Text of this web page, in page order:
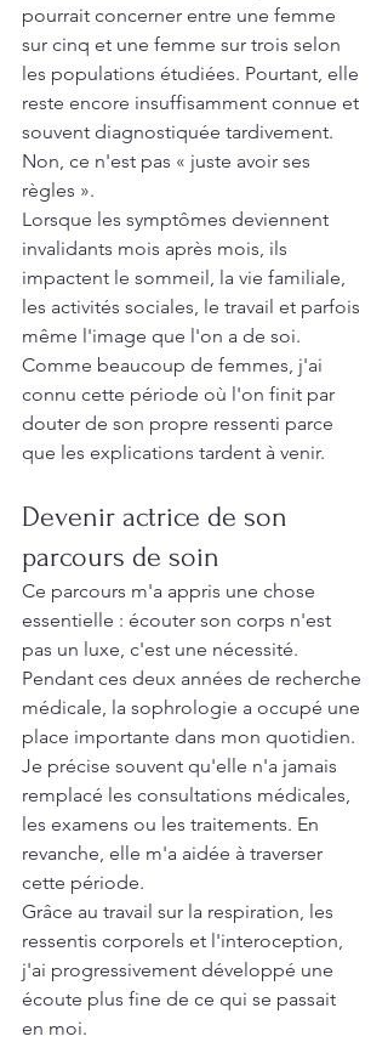
pourrait concerner entre une femme
sur cinq et une femme sur trois selon
les populations étudiées. Pourtant, elle
reste encore insuffisamment connue et
souvent diagnostiquée tardivement.
Non, ce n'est pas « juste avoir ses
règles ».
Lorsque les symptômes deviennent
invalidants mois après mois, ils
impactent le sommeil, la vie familiale,
les activités sociales, le travail et parfois
même l'image que l'on a de soi.
Comme beaucoup de femmes, j'ai
connu cette période où l'on finit par
douter de son propre ressenti parce
que les explications tardent à venir.
Devenir actrice de son
parcours de soin
Ce parcours m'a appris une chose
essentielle : écouter son corps n'est
pas un luxe, c'est une nécessité.
Pendant ces deux années de recherche
médicale, la sophrologie a occupé une
place importante dans mon quotidien.
Je précise souvent qu'elle n'a jamais
remplacé les consultations médicales,
les examens ou les traitements. En
revanche, elle m'a aidée à traverser
cette période.
Grâce au travail sur la respiration, les
ressentis corporels et l'interoception,
j'ai progressivement développé une
écoute plus fine de ce qui se passait
en moi.